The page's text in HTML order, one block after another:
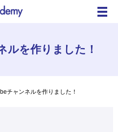
メ
ルを作りました！
チャンネルを作りました！